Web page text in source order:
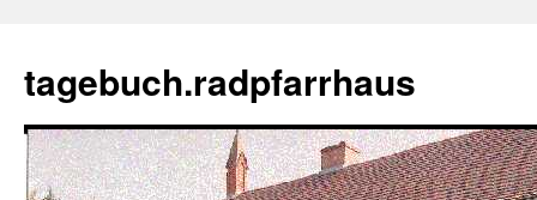
tagebuch.radpfarrhaus